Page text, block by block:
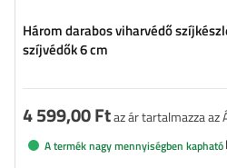
Három darabos viharvédő
szíjvédők 6 cm
4 599,00 Ftaz ár tartalmazza az
A termék nagy mennyiségben kapható